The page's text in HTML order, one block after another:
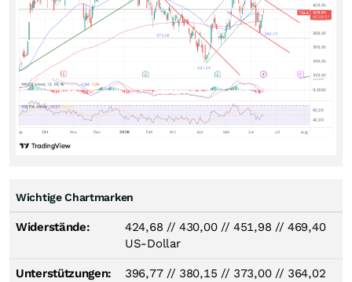
Wichtige Chartmarken
Widerstände: 424,68 // 430,00 // 451,98 // 469,40
US-Dollar
Unterstützungen: 396,77 // 380,15 // 373,00 // 364,02